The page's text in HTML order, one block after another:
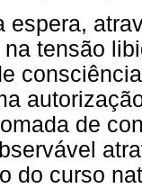
espera,
tensão
de
do curso